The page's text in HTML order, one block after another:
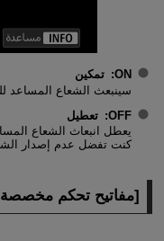
ON
: تمكين
سينبعث الشعاع المساعد
OFF
: تعطيل
يعطل انبعاث الشعاع
كنت تفضل عدم إصدار
[مفاتيح تحكم مخصصة